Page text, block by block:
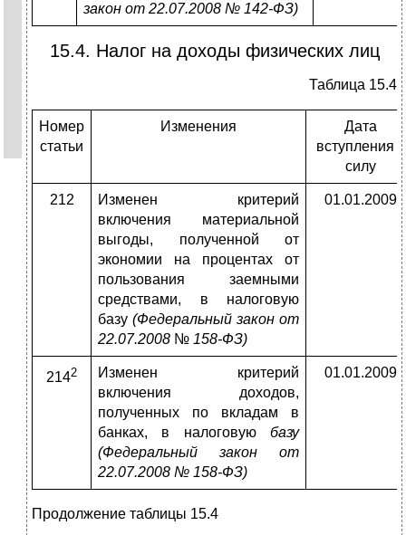
закон от 22.07.2008 № 142-ФЗ)
15.4. Налог на доходы физических лиц
Таблица 15.4
Номер
статьи
Изменения
Дата
вступления в
силу
212
Изменен критерий
включения материальной
выгоды, по­лученной от
экономии на процентах от
пользования заем­ными
средствами, в налоговую
базу (Федеральный закон от
22.07.2008 № 158-ФЗ)
01.01.2009
2142
Изменен критерий
включения доходов,
полученных по вкладам в
банках, в налоговую базу
(Федеральный закон от
22.07.2008 № 158-ФЗ)
01.01.2009
Продолжение таблицы 15.4